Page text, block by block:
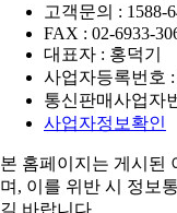
고객문의 : 1588-
FAX : 02-6933-
대표자 : 홍덕기
사업자등록번호 :
통신판매사업자
사업자정보확인
본 홈페이지는 게시된
며, 이를 위반 시 정보